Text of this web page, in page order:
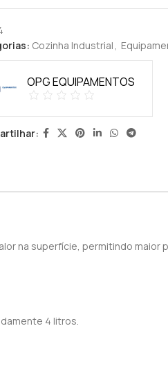
Cozinha Industrial ,
OPG EQUIPAMENTOS
na superfície, permitindo maior
4 litros.